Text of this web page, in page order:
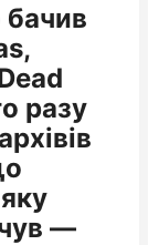
разу
чув —